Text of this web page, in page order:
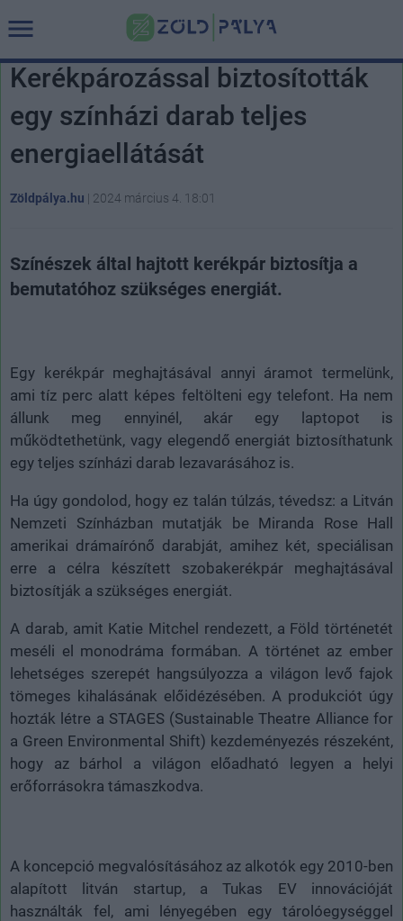
Kerékpározással biztosították
egy színházi darab teljes
energiaellátását
Zöldpálya.hu | 2024 március 4. 18:01
Színészek által hajtott kerékpár biztosítja a
bemutatóhoz szükséges energiát.
Egy kerékpár meghajtásával annyi áramot termelünk,
ami tíz perc alatt képes feltölteni egy telefont. Ha nem
állunk meg ennyinél, akár egy laptopot is
működtethetünk, vagy elegendő energiát biztosíthatunk
egy teljes színházi darab lezavarásához is.
Ha úgy gondolod, hogy ez talán túlzás, tévedsz: a Litván
Nemzeti Színházban mutatják be Miranda Rose Hall
amerikai drámaírónő darabját, amihez két, speciálisan
erre a célra készített szobakerékpár meghajtásával
biztosítják a szükséges energiát.
A darab, amit Katie Mitchel rendezett, a Föld történetét
meséli el monodráma formában. A történet az ember
lehetséges szerepét hangsúlyozza a világon levő fajok
tömeges kihalásának előidézésében. A produkciót úgy
hozták létre a STAGES (Sustainable Theatre Alliance for
a Green Environmental Shift) kezdeményezés részeként,
hogy az bárhol a világon előadható legyen a helyi
erőforrásokra támaszkodva.
A koncepció megvalósításához az alkotók egy 2010-ben
alapított litván startup, a Tukas EV innovációját
használták fel, ami lényegében egy tárolóegységgel